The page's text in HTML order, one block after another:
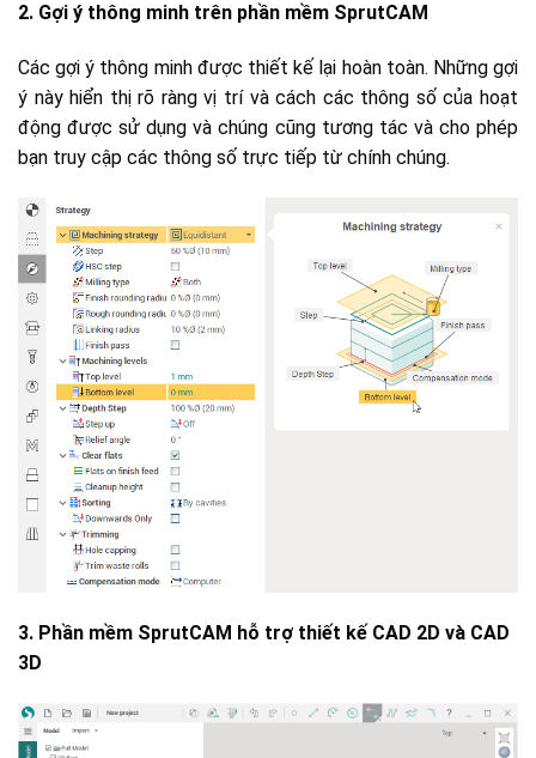
2. Gợi ý thông minh trên phần mềm SprutCAM
Các gợi ý thông minh được thiết kế lại hoàn toàn. Những gợi
ý này hiển thị rõ ràng vị trí và cách các thông số của hoạt
động được sử dụng và chúng cũng tương tác và cho phép
bạn truy cập các thông số trực tiếp từ chính chúng.
3. Phần mềm SprutCAM hỗ trợ thiết kế CAD 2D và CAD
3D